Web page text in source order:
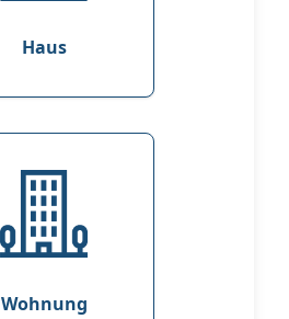
Haus
Wohnung